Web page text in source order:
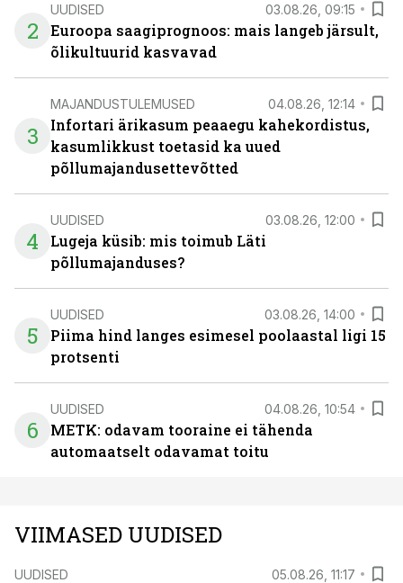
2
UUDISED 03.08.26, 09:15
Euroopa saagiprognoos: mais langeb järsult,
õlikultuurid kasvavad
3
MAJANDUSTULEMUSED 04.08.26, 12:14
Infortari ärikasum peaaegu kahekordistus,
kasumlikkust toetasid ka uued
põllumajandusettevõtted
4
UUDISED 03.08.26, 12:00
Lugeja küsib: mis toimub Läti
põllumajanduses?
5
UUDISED 03.08.26, 14:00
Piima hind langes esimesel poolaastal ligi 15
protsenti
6
UUDISED 04.08.26, 10:54
METK: odavam tooraine ei tähenda
automaatselt odavamat toitu
VIIMASED UUDISED
UUDISED 05.08.26, 11:17